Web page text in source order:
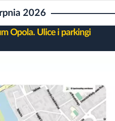
2026
Opola. Ulice i parkingi